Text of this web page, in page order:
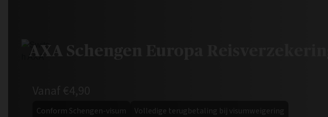
AXA Schengen Europa Reisverzekering
Conform Schengen-visum Volledige terugbetaling bij visumweigering